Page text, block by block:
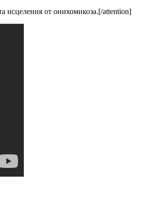
исцеления от онихомикоза.[/attention]